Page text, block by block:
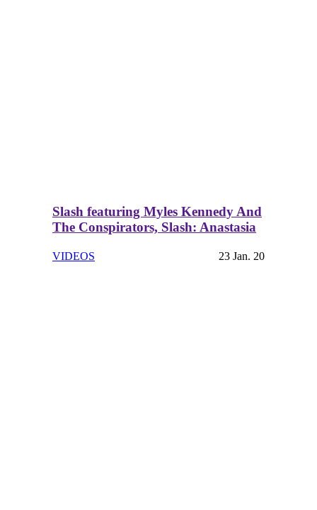
Slash featuring Myles Kennedy And
The Conspirators, Slash: Anastasia
VIDEOS 23 Jan. 20